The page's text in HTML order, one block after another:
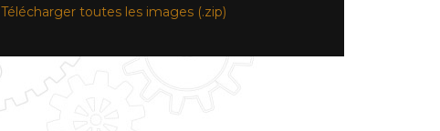
Télécharger toutes les images (.zip)